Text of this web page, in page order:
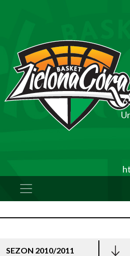
SEZON 2010/2011